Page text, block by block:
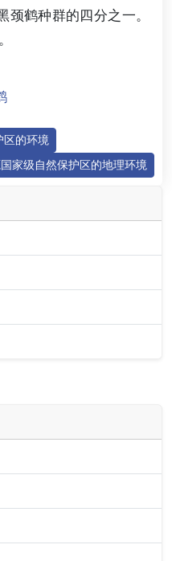
颈鹤种群的四分之一。
区的环境
家级自然保护区的地理环境